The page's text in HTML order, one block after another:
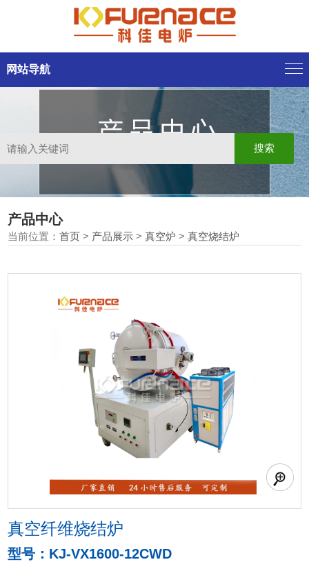
网站导航
产品中心
当前位置：首页 > 产品展示 >真空炉 >真空烧结炉
真空纤维烧结炉
型号：KJ-VX1600-12CWD